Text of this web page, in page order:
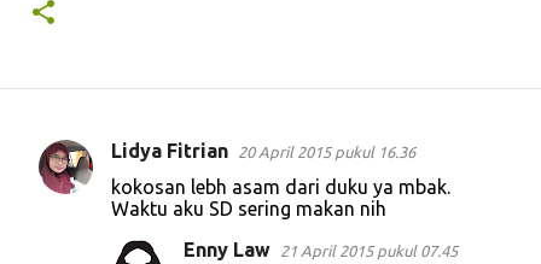
K
Lidya Fitrian 20 April 2015 pukul 16.36
kokosan lebh asam dari duku ya mbak.
Waktu aku SD sering makan nih
Enny Law
21 April 2015 pukul 07.45